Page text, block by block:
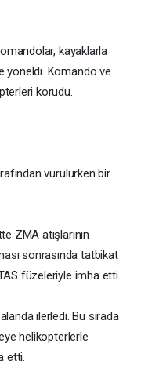
kayaklarla
yöneldi. Komando ve
korudu.
vurulurken bir
ZMA atışlarının
sonrasında tatbikat
füzeleriyle imha etti.
ilerledi. Bu sırada
helikopterlerle
etti.